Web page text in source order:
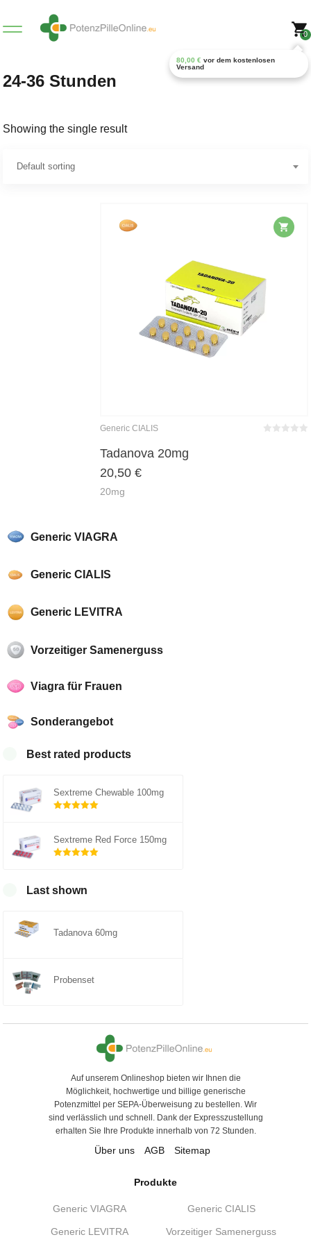
0
80,00 € vor dem kostenlosen
Versand
Generic VIAGRA
Generic CIALIS
Generic LEVITRA
Vorzeitiger Samenerguss
Viagra für Frauen
Sonderangebot
Best rated products
Sextreme Chewable 100mg
Sextreme Red Force 150mg
Last shown
Tadanova 60mg
Probenset
24-36 Stunden
Showing the single result
Default sorting
Generic CIALIS
Tadanova 20mg
20,50 €
20mg
Auf unserem Onlineshop bieten wir Ihnen die
Möglichkeit, hochwertige und billige generische
Potenzmittel per SEPA-Überweisung zu bestellen. Wir
sind verlässlich und schnell. Dank der Expresszustellung
erhalten Sie Ihre Produkte innerhalb von 72 Stunden.
Über uns AGB Sitemap
Produkte
Generic VIAGRA Generic CIALIS
Generic LEVITRA Vorzeitiger Samenerguss